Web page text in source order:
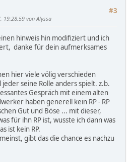
#3
19:28:59 von Alyssa
hinweis hin modifiziert und ich
danke für dein aufmerksames
hier viele völig verschieden
seine Rolle anders spielt. z.b.
Gespräch mit einem alten
haben generell kein RP - RP
Gut und Böse ... mit dieser,
für ihn RP ist, wusste ich dann was
ist kein RP.
gibt das die chance es nachzu